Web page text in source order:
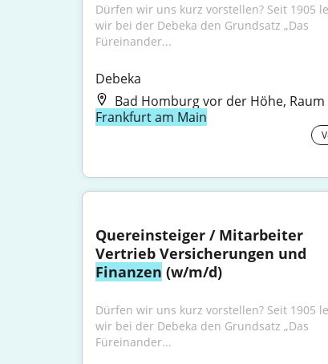
Dürfen wir uns kurz vorstellen? Seit 1905
wir bei der Debeka den Grundsatz „Das
Füreinander...
Debeka
Bad Homburg vor der Höhe, Raum
Frankfurt am Main
Quereinsteiger / Mitarbeiter
Finanzen (w/m/d)
Dürfen wir uns kurz vorstellen? Seit 1905
wir bei der Debeka den Grundsatz „Das
Füreinander...